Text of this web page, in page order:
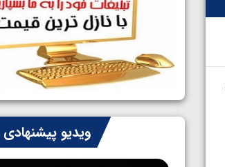
ایران چشم به راه چهار مدال در پنج وزن
دوم کشتی فرنگی نوجوانان جهان
ویدیو پیشنهادی